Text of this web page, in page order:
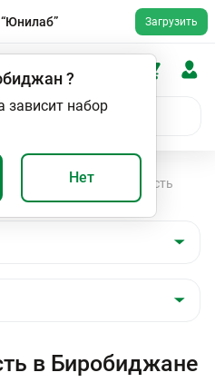
Загрузить
?
зависит набор
Нет
Стресс и усталость
в Биробиджане